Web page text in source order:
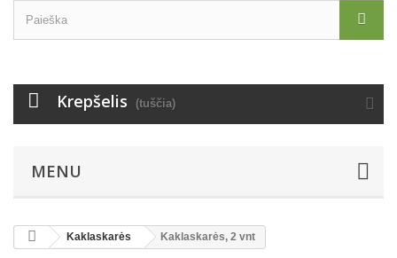
Krepšelis (tuščia)
MENU
Kaklaskarės Kaklaskarės, 2 vnt